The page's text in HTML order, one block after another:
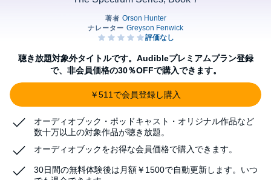
聴き放題対象外タイトルです。Audibleプレミアムプラン登録
で、非会員価格の30％OFFで購入できます。
￥511で会員登録し購入
オーディオブック・ポッドキャスト・オリジナル作品など
数十万以上の対象作品が聴き放題。
オーディオブックをお得な会員価格で購入できます。
30日間の無料体験後は月額￥1500で自動更新します。いつ